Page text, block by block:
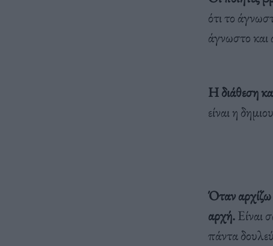
ότι το
άγνωστο και
Η διάθεση
είναι η
Όταν αρχίζω
αρχή.Είναι
πάντα